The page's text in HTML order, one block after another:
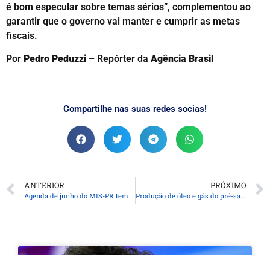
é bom especular sobre temas sérios”, complementou ao
garantir que o governo vai manter e cumprir as metas
fiscais.
Por Pedro Peduzzi – Repórter da Agência Brasil
Compartilhe nas suas redes socias!
ANTERIOR
Agenda de junho do MIS-PR tem visita guiada noturna, Mazzaropi e a mostra “Desse lado do muro”
PRÓXIMO
Produção de óleo e gás do pré-sal bate recorde em abril